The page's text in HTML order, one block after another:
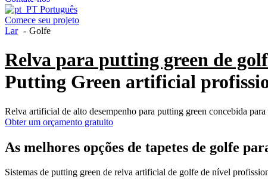
Português
Comece seu projeto
Lar
Golfe
Relva para putting green de
Putting Green artificial
Relva artificial de alto desempenho para putting green concebida
Obter um orçamento gratuito
As melhores opções de tapetes de golfe
Sistemas de putting green de relva artificial de golfe de nível